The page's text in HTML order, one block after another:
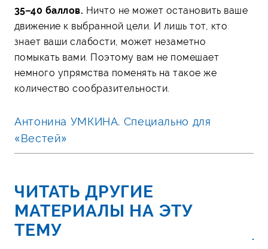
35–40 баллов. Ничто не может остановить ваше
движение к выбранной цели. И лишь тот, кто
знает ваши слабости, может незаметно
помыкать вами. Поэтому вам не помешает
немного упрямства поменять на такое же
количество сообразительности.
Антонина УМКИНА. Специально для
«Вестей»
ЧИТАТЬ ДРУГИЕ
МАТЕРИАЛЫ НА ЭТУ
ТЕМУ